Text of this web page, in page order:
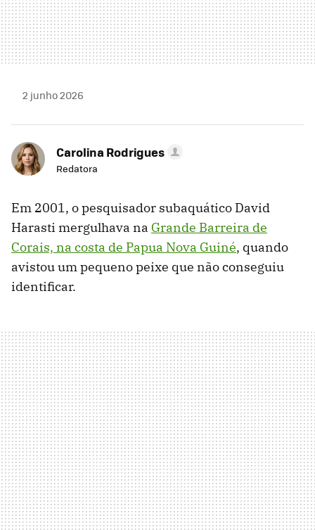
2 junho 2026
Carolina Rodrigues
Redatora
Em 2001, o pesquisador subaquático David
Harasti mergulhava na Grande Barreira de
Corais, na costa de Papua Nova Guiné, quando
avistou um pequeno peixe que não conseguiu
identificar.